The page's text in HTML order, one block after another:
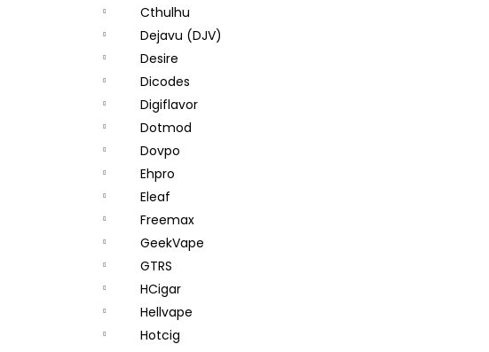
Cthulhu
Dejavu (DJV)
Desire
Dicodes
Digiflavor
Dotmod
Dovpo
Ehpro
Eleaf
Freemax
GeekVape
GTRS
HCigar
Hellvape
Hotcig